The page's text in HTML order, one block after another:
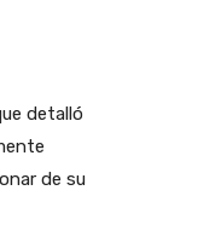
detalló
de su